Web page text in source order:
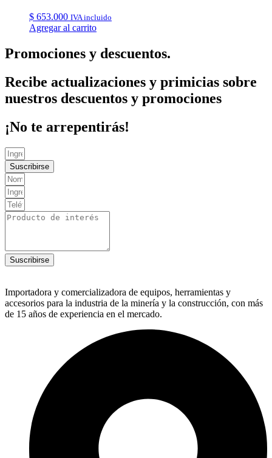
$ 653.000 IVA incluido
Agregar al carrito
Promociones y descuentos.
Recibe actualizaciones y primicias sobre
nuestros descuentos y promociones
¡No te arrepentirás!
Suscribirse
Suscribirse
Importadora y comercializadora de equipos, herramientas y
accesorios para la industria de la minería y la construcción, con más
de 15 años de experiencia en el mercado.